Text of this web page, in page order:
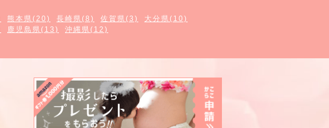
熊本県(20) 長崎県(8) 佐賀県(3)
大分県(10)
鹿児島県(13) 沖縄県(12)